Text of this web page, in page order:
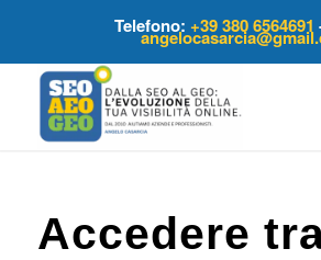
Telefono:+39 380 6564691
Accedere